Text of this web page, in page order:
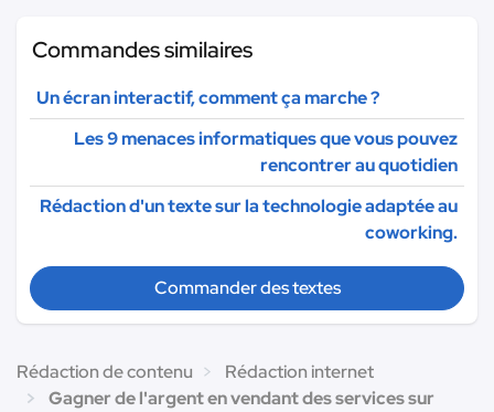
Commandes similaires
Un écran interactif, comment ça marche ?
Les 9 menaces informatiques que vous pouvez
rencontrer au quotidien
Rédaction d'un texte sur la technologie adaptée au
coworking.
Commander des textes
Rédaction de contenu
Rédaction internet
Gagner de l'argent en vendant des services sur